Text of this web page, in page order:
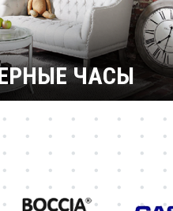
ЧАСЫ
Бренды